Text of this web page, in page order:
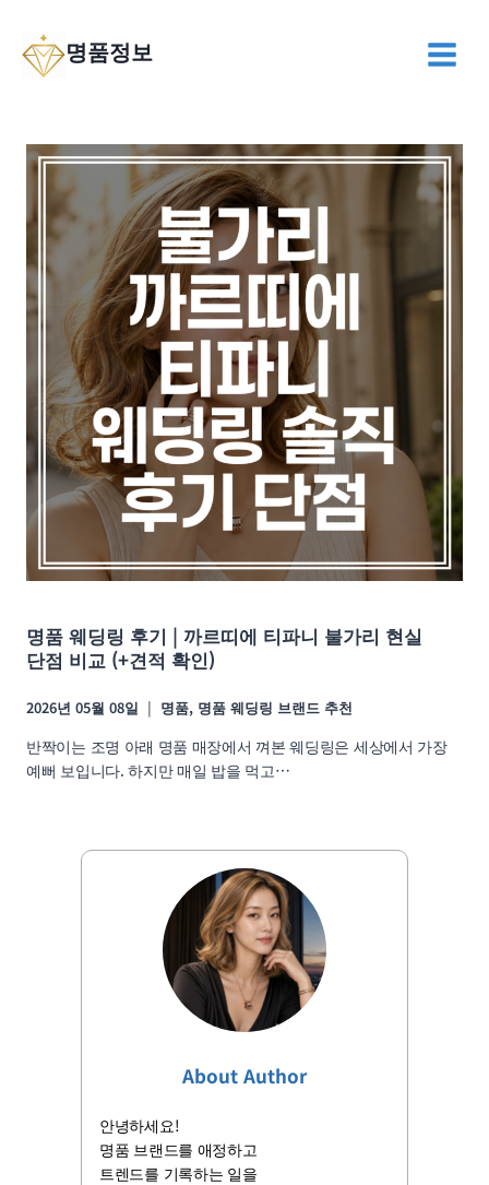
content명품정보
명품 웨딩링 후기 | 까르띠에 티파니 불가리 현실
단점 비교 (+견적 확인)
2026년 05월 08일 명품, 명품 웨딩링 브랜드 추천
반짝이는 조명 아래 명품 매장에서 껴본 웨딩링은 세상에서 가장
예뻐 보입니다. 하지만 매일 밥을 먹고…
About Author
안녕하세요!
명품 브랜드를 애정하고
트렌드를 기록하는 일을